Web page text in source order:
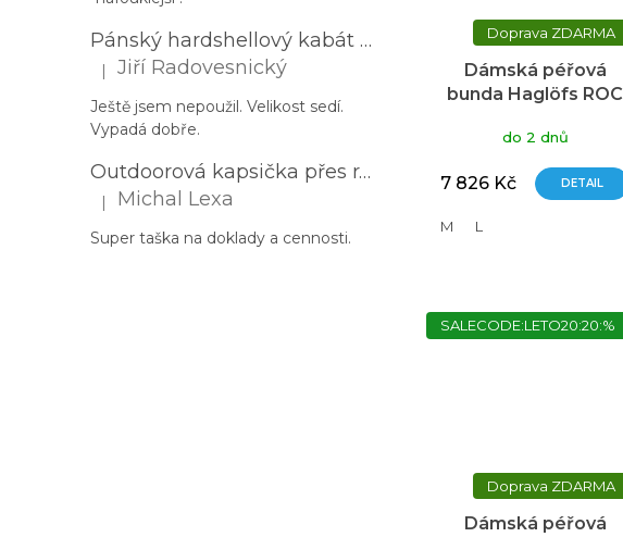
Pánský hardshellový kabát HUSKY Nestia M zelený
Hodnocení produktu je 5 z 5 hvězdiček.
| Jiří Radovesnický
Ještě jsem nepoužil. Velikost sedí.
Vypadá dobře.
Outdoorová kapsička přes rameno PROGRESS Corss Body černá
Hodnocení produktu je 5 z 5 hvězdiček.
| Michal Lexa
Super taška na doklady a cennosti.
ZDARMA
Dámská péřová
bunda Haglöfs ROC
dámská - šedá
do 2 dnů
7 826 Kč DETAIL
M L
SALECODE:LETO20:20:%
ZDARMA
Dámská péřová